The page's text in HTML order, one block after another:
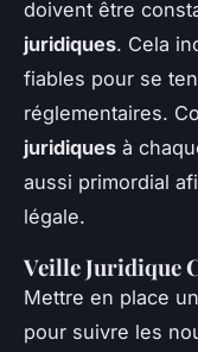
doivent être
juridiques. Cela
fiables pour se
réglementaires.
juridiques à
aussi primordial
légale.
Veille Juridique
Mettre en place
pour suivre les